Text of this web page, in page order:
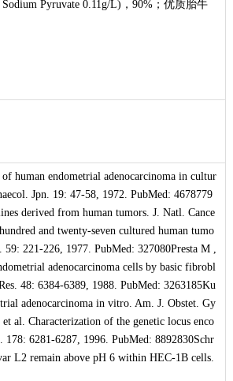
Pyruvate 0.11g/L)，90%；优质胎牛
human endometrial adenocarcinoma in cultur
Jpn. 19: 47-58, 1972. PubMed: 4678779
derived from human tumors. J. Natl. Cance
and twenty-seven cultured human tumo
221-226, 1977. PubMed: 327080Presta M ,
adenocarcinoma cells by basic fibrobl
48: 6384-6389, 1988. PubMed: 3263185Ku
adenocarcinoma in vitro. Am. J. Obstet. Gy
al. Characterization of the genetic locus enco
6281-6287, 1996. PubMed: 8892830Schr
L2 remain above pH 6 within HEC-1B cells.